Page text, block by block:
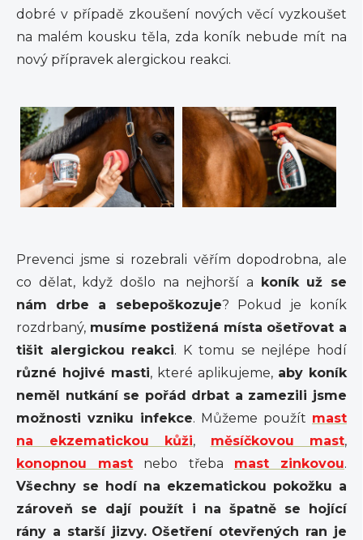
dobré v případě zkoušení nových věcí vyzkoušet
na malém kousku těla, zda koník nebude mít na
nový přípravek alergickou reakci.
Prevenci jsme si rozebrali věřím dopodrobna, ale
co dělat, když došlo na nejhorší a koník už se
nám drbe a sebepoškozuje? Pokud je koník
rozdrbaný, musíme postižená místa ošetřovat a
tišit alergickou reakci. K tomu se nejlépe hodí
různé hojivé masti, které aplikujeme, aby koník
neměl nutkání se pořád drbat a zamezili jsme
možnosti vzniku infekce. Můžeme použít mast
na ekzematickou kůži, měsíčkovou mast,
konopnou mast nebo třeba mast zinkovou.
Všechny se hodí na ekzematickou pokožku a
zároveň se dají použít i na špatně se hojící
rány a starší jizvy. Ošetření otevřených ran je